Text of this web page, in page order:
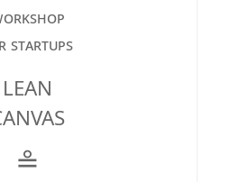
startups
LEAN
≗